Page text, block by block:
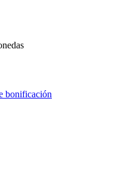
bonificación